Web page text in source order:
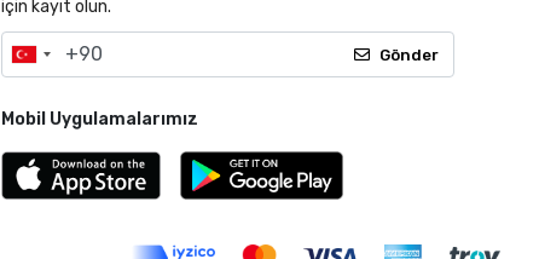
için kayıt olun.
Gönder
Mobil Uygulamalarımız